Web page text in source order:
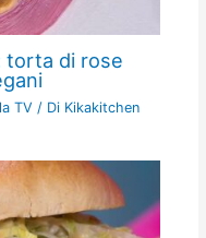
torta di rose
TV / Di Kikakitchen